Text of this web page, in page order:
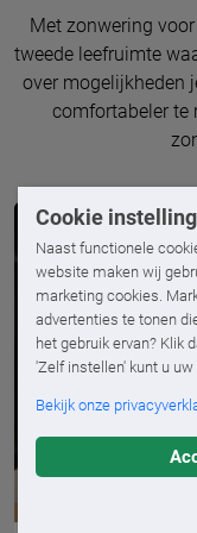
Cookie
Naast functionele
website maken wij
marketing cookies.
advertenties te tonen
het gebruik ervan? Klik
'Zelf instellen' kunt u
Bekijk onze
Met zonwering
tweede leefruimte
over mogelijkheden
comfortabeler te